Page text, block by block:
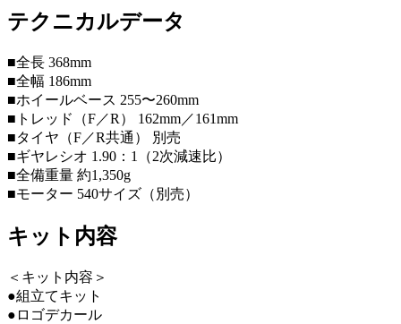
テクニカルデータ
■全長 368mm
■全幅 186mm
■ホイールベース 255〜260mm
■トレッド（F／R） 162mm／161mm
■タイヤ（F／R共通） 別売
■ギヤレシオ 1.90：1（2次減速比）
■全備重量 約1,350g
■モーター 540サイズ（別売）
キット内容
＜キット内容＞
●組立てキット
●ロゴデカール